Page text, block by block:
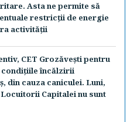
Asta ne permite să
restricţii de energie
activităţii
CET Grozăveşti pentru
condiţiile încălzirii
din cauza caniculei. Luni,
Capitalei nu sunt